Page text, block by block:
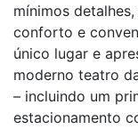
mínimos
conforto e
único lugar e
moderno teatro
– incluindo um
estacionamento